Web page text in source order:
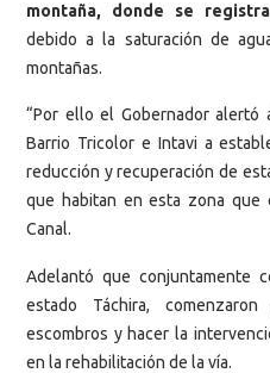
montaña, donde se
debido a la saturación de
montañas.
“Por ello el Gobernador alertó
Barrio Tricolor e Intavi a
reducción y recuperación de
que habitan en esta zona que
Canal.
Adelantó que conjuntamente
estado Táchira,
escombros y hacer la
en la rehabilitación de la vía.